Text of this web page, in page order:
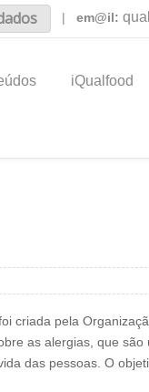
| em@il:
iQualfood
criada pela
as alergias, que são
das pessoas. O